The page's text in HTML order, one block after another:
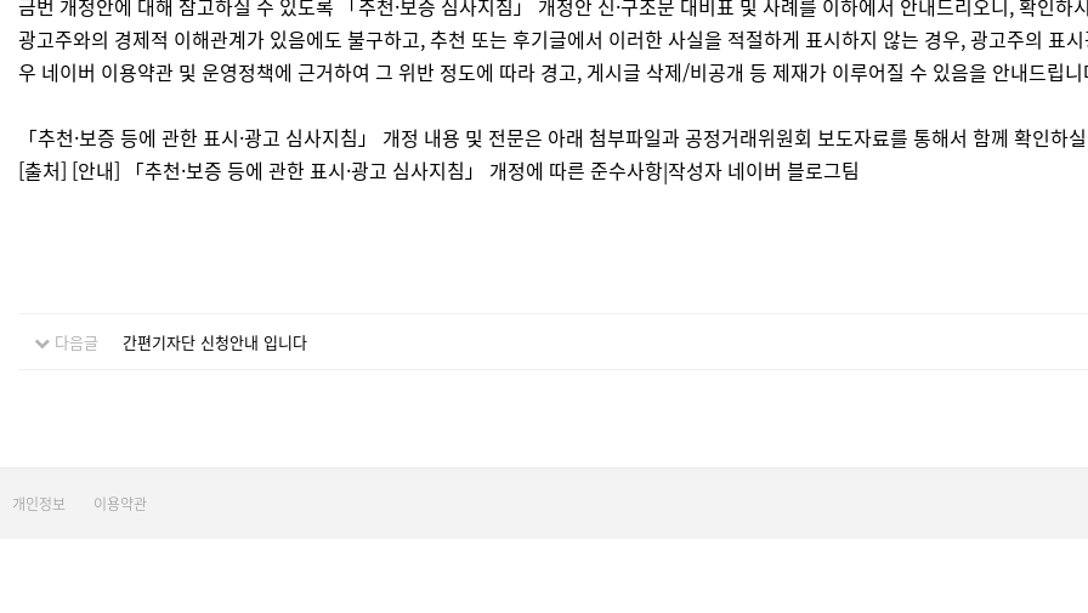
금번 개정안에 대해 참고하실 수 있도록 「추천·보증 심사지침」 개정안 신·구조문 대비표 및 사례를 이하에서 안내드리오니, 확인
광고주와의 경제적 이해관계가 있음에도 불구하고, 추천 또는 후기글에서 이러한 사실을 적절하게 표시하지 않는 경우, 광고주의 표
우 네이버 이용약관 및 운영정책에 근거하여 그 위반 정도에 따라 경고, 게시글 삭제/비공개 등 제재가 이루어질 수 있음을 안내드립
「추천·보증 등에 관한 표시·광고 심사지침」 개정 내용 및 전문은 아래 첨부파일과 공정거래위원회 보도자료를 통해서 함께 확인하
[출처] [안내] 「추천·보증 등에 관한 표시·광고 심사지침」 개정에 따른 준수사항|작성자 네이버 블로그팀
다음글 간편기자단 신청안내 입니다
개인정보 이용약관